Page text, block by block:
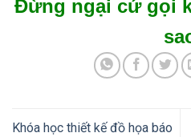
Khóa học thiết kế đồ họa báo
Tư vấn